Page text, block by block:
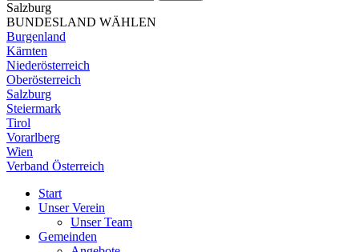
Salzburg
BUNDESLAND WÄHLEN
Burgenland
Kärnten
Niederösterreich
Oberösterreich
Salzburg
Steiermark
Tirol
Vorarlberg
Wien
Verband Österreich
Start
Unser Verein
Unser Team
Gemeinden